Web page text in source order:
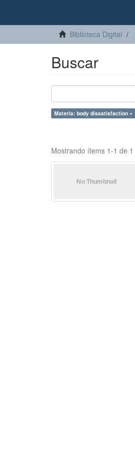
Biblioteca Digital
Buscar
Materia: body dissatisfaction ×
Mostrando ítems 1-1 de 1